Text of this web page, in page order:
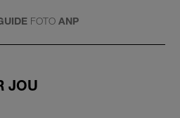
FOTO ANP
JOU